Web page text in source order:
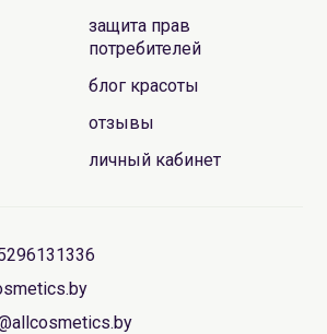
защита прав
потребителей
блог красоты
отзывы
личный кабинет